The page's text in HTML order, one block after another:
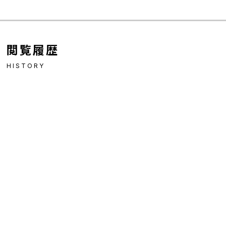
閲覧履歴
HISTORY